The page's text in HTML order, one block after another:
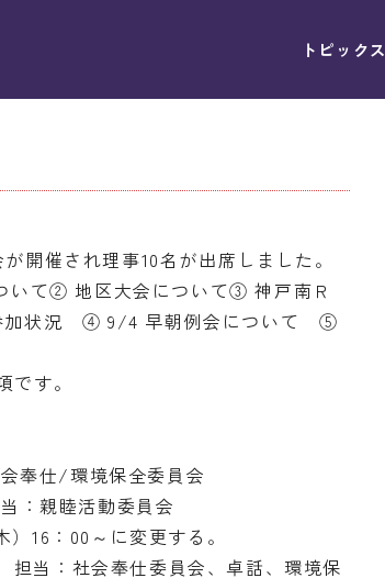
トピックス
開催され理事10名が出席しました。
いて② 地区大会について③ 神戸南Ｒ
加状況 ④ 9/4 早朝例会について ⑤
す。
奉仕/環境保全委員会
親睦活動委員会
16：00～に変更する。
当：社会奉仕委員会、卓話、環境保